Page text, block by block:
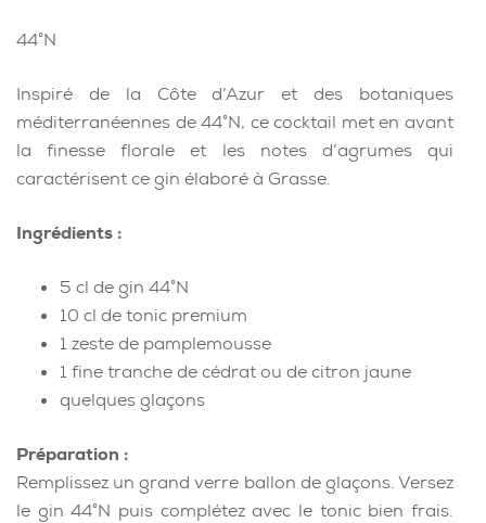
44°N
Inspiré de la Côte d’Azur et des botaniques
méditerranéennes de 44°N, ce cocktail met en avant
la finesse florale et les notes d’agrumes qui
caractérisent ce gin élaboré à Grasse.
Ingrédients :
5 cl de gin 44°N
10 cl de tonic premium
1 zeste de pamplemousse
1 fine tranche de cédrat ou de citron jaune
quelques glaçons
Préparation :
Remplissez un grand verre ballon de glaçons. Versez
le gin 44°N puis complétez avec le tonic bien frais.